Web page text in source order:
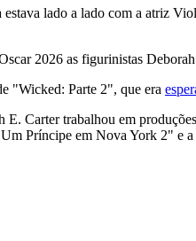
estava lado a lado com a atriz
2026 as figurinistas
"Wicked: Parte 2", que era
E. Carter trabalhou em
Príncipe em Nova York 2" e a